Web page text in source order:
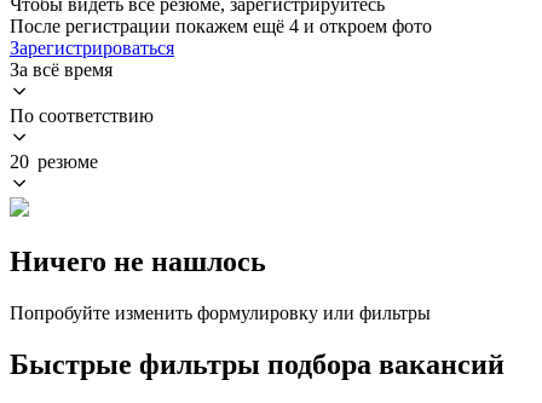
После регистрации покажем ещё 4 и откроем фото
Зарегистрироваться
За всё время
По соответствию
20 резюме
Ничего не нашлось
Попробуйте изменить формулировку или фильтры
Быстрые фильтры подбора вакансий